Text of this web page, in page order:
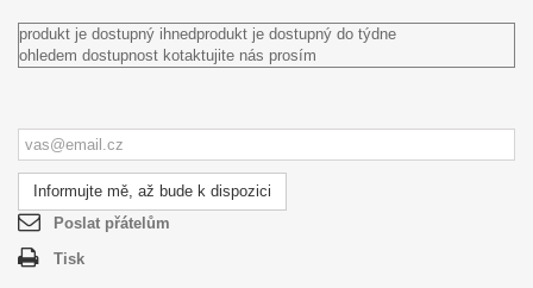
produkt je dostupný ihnedprodukt je dostupný do týdne
ohledem dostupnost kotaktujite nás prosím
Informujte mě, až bude k dispozici
Poslat přátelům
Tisk